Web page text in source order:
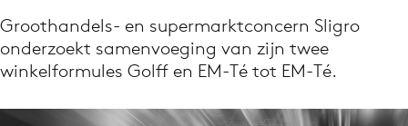
Volg het laatste nieuws via de Adformatie
Nieuws app
Groothandels- en supermarktconcern Sligro
onderzoekt samenvoeging van zijn twee
winkelformules Golff en EM-Té tot EM-Té.